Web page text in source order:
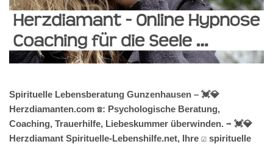
Spirituelle Lebensberatung Gunzenhausen – 💓️💎
Herzdiamanten.com ☎️: Psychologische Beratung,
Coaching, Trauerhilfe, Liebeskummer überwinden. ➡️ 💓️💎
Herzdiamant Spirituelle-Lebenshilfe.net, Ihre ☑️ spirituelle